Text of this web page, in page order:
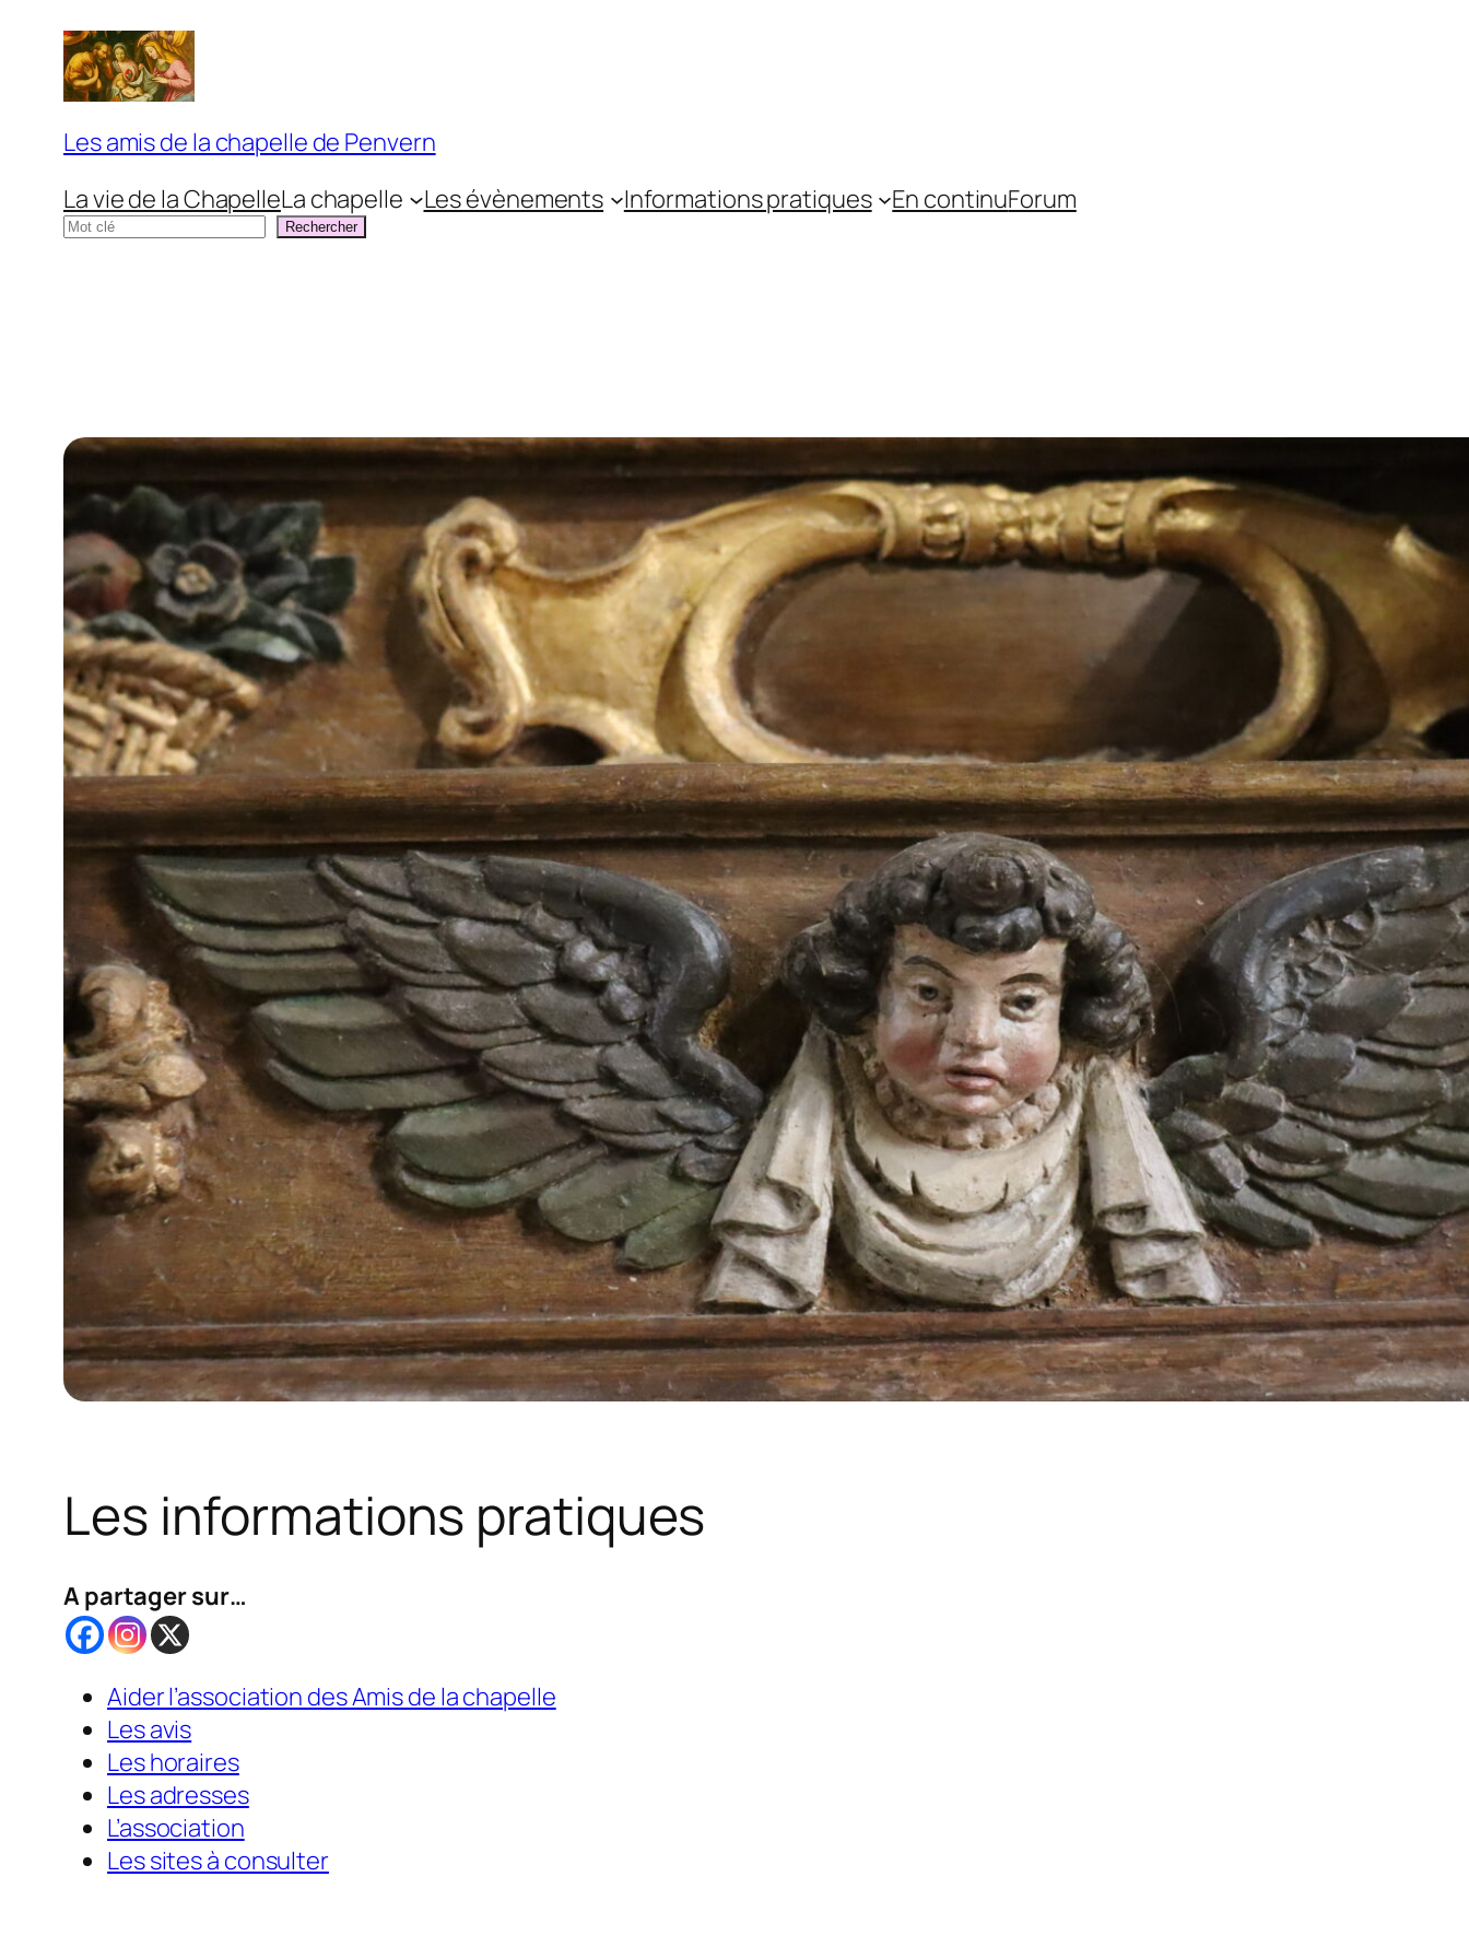
contenu
Les amis de la chapelle de Penvern
La vie de la ChapelleLa chapelle Les évènements Informations pratiques En continuForum
Rechercher
Rechercher
Les informations pratiques
A partager sur…
Aider l’association des Amis de la chapelle
Les avis
Les horaires
Les adresses
L’association
Les sites à consulter